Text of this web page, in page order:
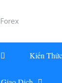
Kiến